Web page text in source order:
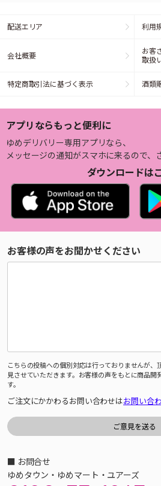
配送エリア 利用
会社概要
お客
取扱
特定商取引法に基づく表示 酒類
アプリならもっと便利に
ゆめデリバリー専用アプリなら、
メッセージの通知がスマホに来るので、
ダウンロードは
お客様の声をお聞かせください
こちらの投稿への個別対応は行っておりませんが、
見させていただきます。お客様の声をもとに商品開
す。
ご注文にかかわるお問い合わせはお問い合
■ お問合せ
ゆめタウン・ゆめマート・ユアーズ